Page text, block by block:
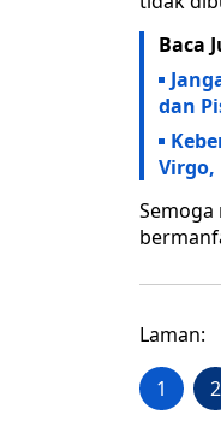
Baca
dan
Virgo,
Semoga
Laman:
1 2